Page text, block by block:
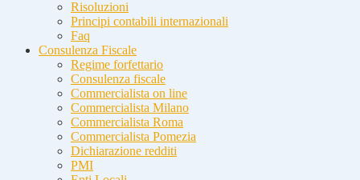
Risoluzioni
Principi contabili internazionali
Faq
Consulenza Fiscale
Regime forfettario
Consulenza fiscale
Commercialista on line
Commercialista Milano
Commercialista Roma
Commercialista Pomezia
Dichiarazione redditi
PMI